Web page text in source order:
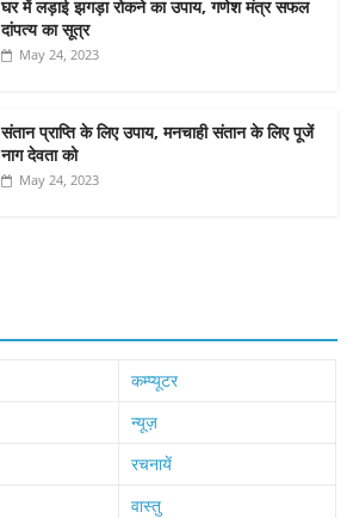
घर में लड़ाई झगड़ा रोकने का उपाय, गणेश मंत्र सफल
दांपत्य का सूत्र
May 24, 2023
संतान प्राप्ति के लिए उपाय, मनचाही संतान के लिए पूजें
नाग देवता को
May 24, 2023
कम्प्यूटर
न्यूज़
रचनायें
वास्तु